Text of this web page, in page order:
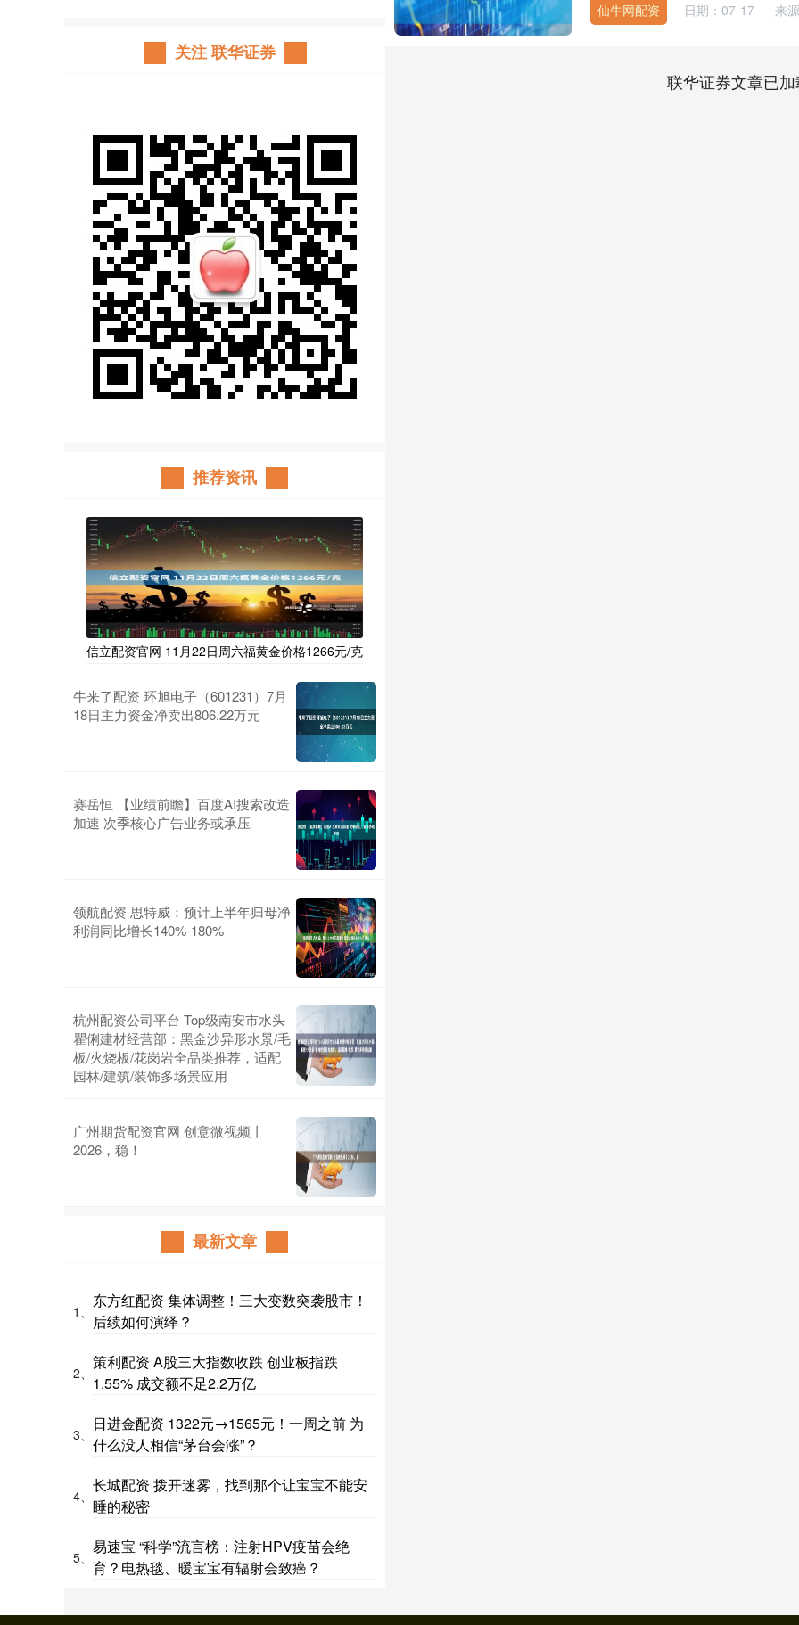
仙牛网配资 日期：07-17 来
联华证券文章已
关注 联华证券
推荐资讯
信立配资官网 11月22日周六福黄金价格1266元/克
牛来了配资 环旭电子（601231）7月
18日主力资金净卖出806.22万元
赛岳恒 【业绩前瞻】百度AI搜索改造
加速 次季核心广告业务或承压
领航配资 思特威：预计上半年归母净
利润同比增长140%-180%
杭州配资公司平台 Top级南安市水头
瞿俐建材经营部：黑金沙异形水景/毛
板/火烧板/花岗岩全品类推荐，适配
园林/建筑/装饰多场景应用
广州期货配资官网 创意微视频丨
2026，稳！
最新文章
1、
东方红配资 集体调整！三大变数突袭股市！
后续如何演绎？
2、
策利配资 A股三大指数收跌 创业板指跌
1.55% 成交额不足2.2万亿
3、
日进金配资 1322元→1565元！一周之前 为
什么没人相信“茅台会涨”？
4、
长城配资 拨开迷雾，找到那个让宝宝不能安
睡的秘密
5、
易速宝 “科学”流言榜：注射HPV疫苗会绝
育？电热毯、暖宝宝有辐射会致癌？